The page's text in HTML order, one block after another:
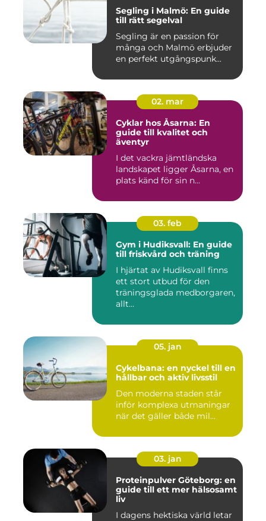
Segling i Malmö: En guide
till rätt segelval
Segling är en passion för
många och Malmö erbjuder
en perfekt utgångspunk...
02. mar
Cyklar hos Åsarna: En
guide till kvalitet och
äventyr
I det vackra jämtländska
landskapet ligger Åsarna, en
plats känd för sin n...
03. feb
Gym i Hudiksvall: En guide
till friskvård och träning
I hjärtat av Hudiksvall finns
ett stort utbud för den
träningsglada medborgaren,
allt...
05. jan
Cykelbana: en nyckel till en
hållbar och aktiv livsstil
Den moderna staden står
inför komplexa utmaningar
när det gäller både mil...
03. jan
Proteinpulver Göteborg: en
guide till ett mer hälsosamt
liv
I dagens hektiska värld letar